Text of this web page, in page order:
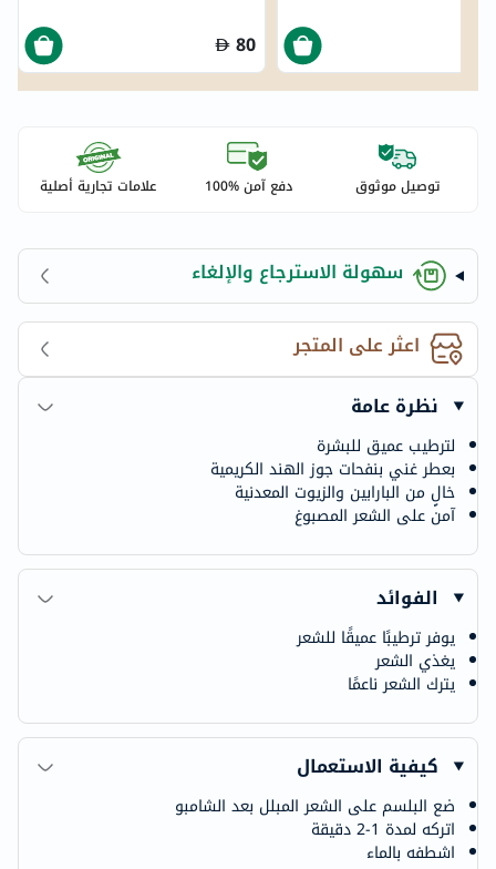
80
توصيل موثوق دفع آمن %100 علامات تجارية أصلية
سهولة الاسترجاع والإلغاء
اعثر على المتجر
نظرة عامة
لترطيب عميق للبشرة
بعطر غني بنفحات جوز الهند الكريمية
خالٍ من البارابين والزيوت المعدنية
آمن على الشعر المصبوغ
الفوائد
يوفر ترطيبًا عميقًا للشعر
يغذي الشعر
يترك الشعر ناعمًا
كيفية الاستعمال
ضع البلسم على الشعر المبلل بعد الشامبو
اتركه لمدة 1-2 دقيقة
اشطفه بالماء